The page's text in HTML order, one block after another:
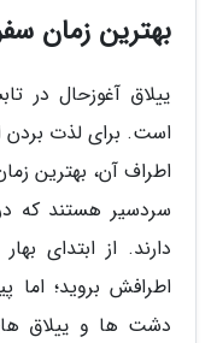
بهترین زمان
ییلاق آغوزحال در
است. برای لذت بردن
اطراف آن، بهترین
سردسیر هستند که
دارند. از ابتدای
اطرافش بروید؛
دشت ها و ییلاق